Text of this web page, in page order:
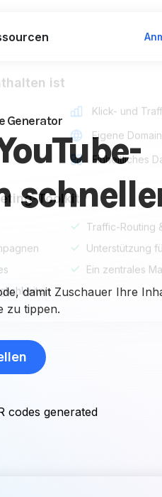
ist
Klick- und
Eigene
Einheitliches
Toolkit
Traffic-Routing
Unterstützung
Ein zentrales
Generator
damit Zuschauer Ihre
zu tippen.
codes generated